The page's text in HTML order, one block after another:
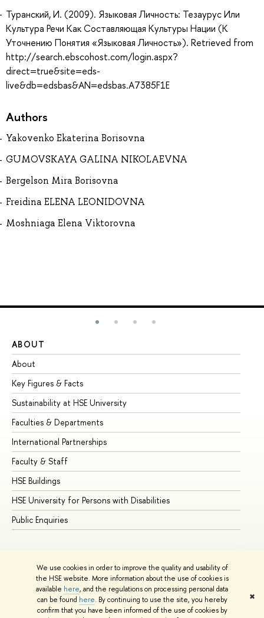
We use cookies in order to improve the quality and usability of
the HSE website. More information about the use of cookies is
available here, and the regulations on processing personal data
can be found here. By continuing to use the site, you hereby
confirm that you have been informed of the use of cookies by
✖
Туранский, И. (2009). Языковая Личность: Тезаурус Или
Культура Речи Как Составляющая Культуры Нации (К
Уточнению Понятия «Языковая Личность»). Retrieved from
http://search.ebscohost.com/login.aspx?
direct=true&site=eds-
live&db=edsbas&AN=edsbas.A7385F1E
Authors
Yakovenko Ekaterina Borisovna
GUMOVSKAYA GALINA NIKOLAEVNA
Bergelson Mira Borisovna
Freidina ELENA LEONIDOVNA
Moshniaga Elena Viktorovna
ABOUT
About
Key Figures & Facts
Sustainability at HSE University
Faculties & Departments
International Partnerships
Faculty & Staff
HSE Buildings
HSE University for Persons with Disabilities
Public Enquiries
© HSE University 1993–2026 Contacts Copyright
Privacy Policy